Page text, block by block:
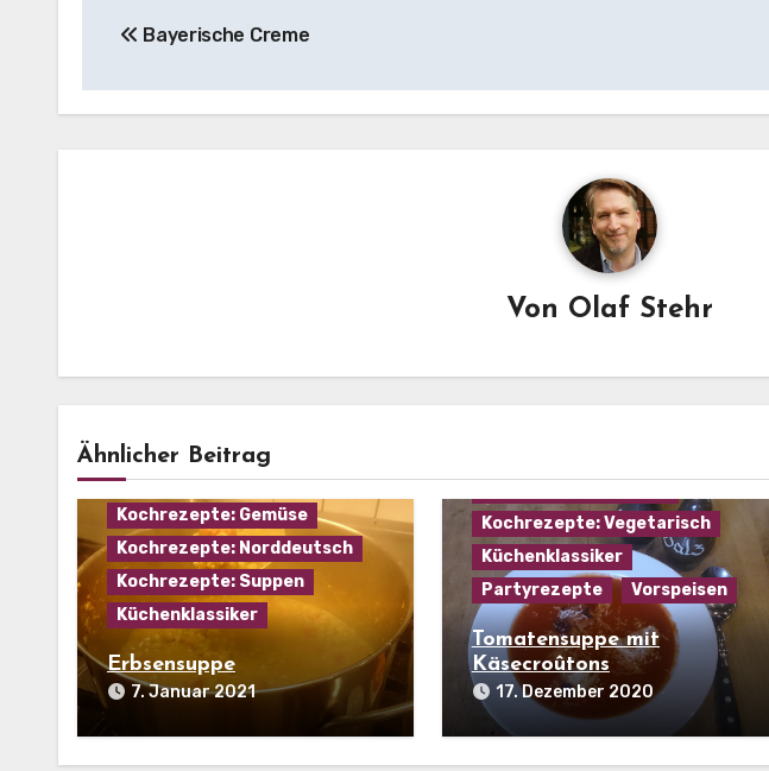
Bayerische Creme
Von Olaf Stehr
Ähnlicher Beitrag
Eintopf
Hausmannskost
Kochrezepte: Fleisch
Kochrezepte: Gemüse
Kochrezepte: Norddeutsch
Kochrezepte: Suppen
Küchenklassiker
Erbsensuppe
7. Januar 2021
Kochrezepte: Vegetarisch
Küchenklassiker
Partyrezepte
Vorspeisen
Tomatensuppe mit
Käsecroûtons
17. Dezember 2020